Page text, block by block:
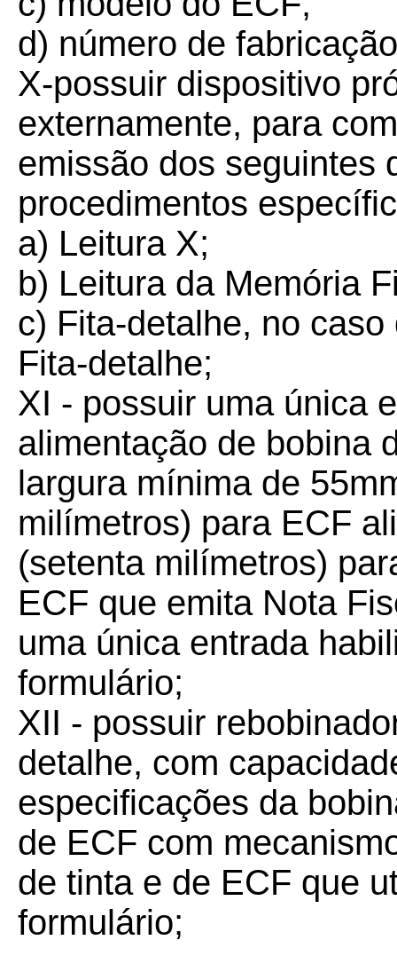
d) número de
X-possuir dispositivo
externamente, para
emissão dos seguintes
procedimentos
a) Leitura X;
b) Leitura da Memória
c) Fita-detalhe, no
Fita-detalhe;
XI - possuir uma única
alimentação de bobina
largura mínima de
milímetros) para ECF
(setenta milímetros)
ECF que emita Nota
uma única entrada
formulário;
XII - possuir
detalhe, com
especificações da
de ECF com
de tinta e de ECF que
formulário;